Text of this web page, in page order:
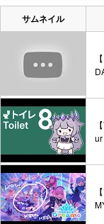
サムネイル